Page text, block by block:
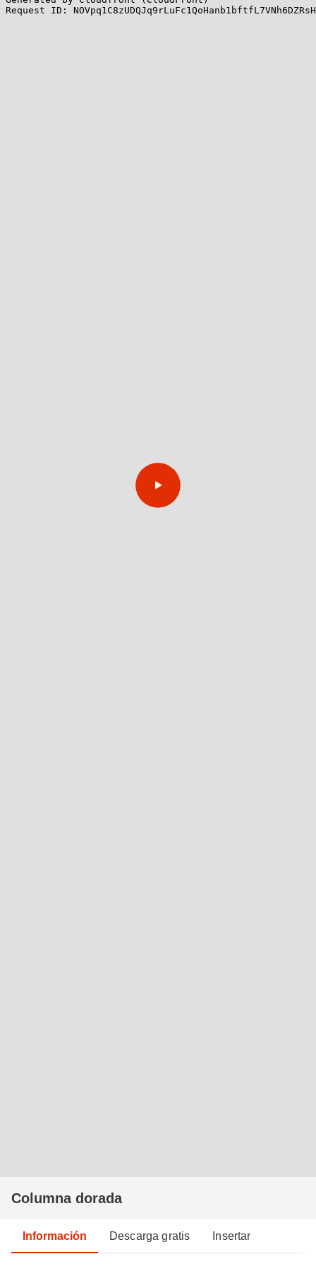
Columna dorada
Información Descarga gratis Insertar